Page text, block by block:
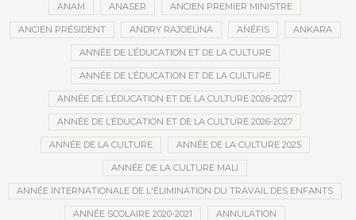
ANAM ANASER ANCIEN PREMIER MINISTRE
ANCIEN PRÉSIDENT ANDRY RAJOELINA ANÉFIS ANKARA
ANNÉE DE L’ÉDUCATION ET DE LA CULTURE
ANNÉE DE L’ÉDUCATION ET DE LA CULTURE
ANNÉE DE L’ÉDUCATION ET DE LA CULTURE 2026-2027
ANNÉE DE L’ÉDUCATION ET DE LA CULTURE 2026-2027
ANNÉE DE LA CULTURE ANNÉE DE LA CULTURE 2025
ANNÉE DE LA CULTURE MALI
ANNÉE INTERNATIONALE DE L'ÉLIMINATION DU TRAVAIL DES ENFANTS
ANNÉE SCOLAIRE 2020-2021 ANNULATION